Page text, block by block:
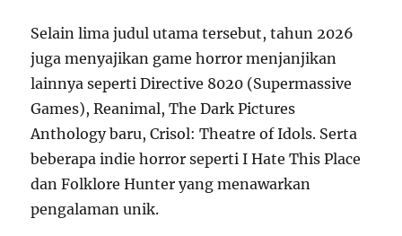
Selain lima judul utama tersebut, tahun 2026
juga menyajikan game horror menjanjikan
lainnya seperti Directive 8020 (Supermassive
Games), Reanimal, The Dark Pictures
Anthology baru, Crisol: Theatre of Idols. Serta
beberapa indie horror seperti I Hate This Place
dan Folklore Hunter yang menawarkan
pengalaman unik.